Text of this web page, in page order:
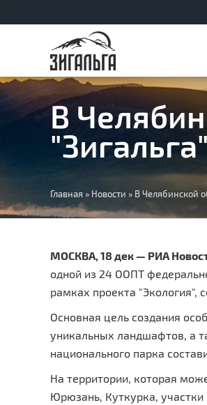
В
Вы
здесь
Главная » Новости » В Челябинской
МОСКВА, 18 дек — РИА
одной из 24 ООПТ
рамках проекта "Экология",
Основная цель создания
уникальных ландшафтов, а
национального парка
На территории, которая
Юрюзань, Куткурка,